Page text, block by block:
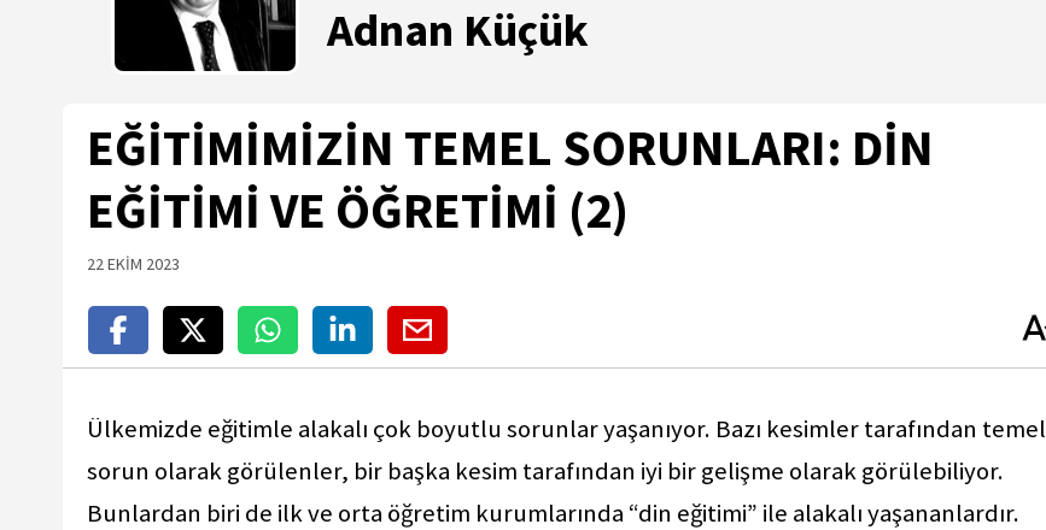
Adnan Küçük
EĞİTİMİMİZİN TEMEL SORUNLARI: DİN
EĞİTİMİ VE ÖĞRETİMİ (2)
22 EKİM 2023
Ülkemizde eğitimle alakalı çok boyutlu sorunlar yaşanıyor. Bazı kesimler tarafından temel
sorun olarak görülenler, bir başka kesim tarafından iyi bir gelişme olarak görülebiliyor.
Bunlardan biri de ilk ve orta öğretim kurumlarında “din eğitimi” ile alakalı yaşananlardır.